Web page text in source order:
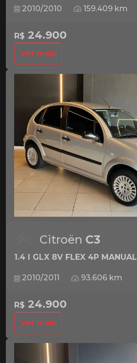
2010/2010 159.409 km
R$ 24.900
Ver mais
Citroën C3
1.4 I GLX 8V FLEX 4P MANUAL
2010/2011 93.606 km
R$ 24.900
Ver mais